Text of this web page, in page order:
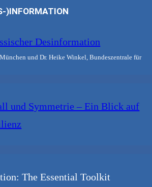
)INFORMATION
Desinformation
und Dr. Heike Winkel, Bundeszentrale für
und Symmetrie – Ein Blick auf
The Essential Toolkit